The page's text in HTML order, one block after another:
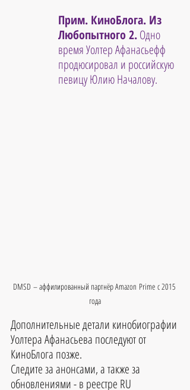
Прим. КиноБлога. Из
Любопытного 2. Одно
время Уолтер Афанасьефф
продюсировал и российскую
певицу Юлию Началову.
DMSD – аффилированный партнёр Amazon Prime с 2015
года
Дополнительные детали кинобиографии
Уолтера Афанасьева последуют от
КиноБлога позже.
Следите за анонсами, а также за
обновлениями - в реестре RU